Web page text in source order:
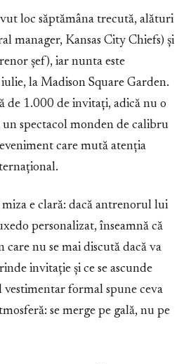
loc săptămâna trecută, alături
manager, Kansas City Chiefs) și
șef), iar nunta este
la Madison Square Garden.
de 1.000 de invitați, adică nu o
spectacol monden de calibru
care mută atenția
e clară: dacă antrenorul lui
personalizat, înseamnă că
nu se mai discută dacă va
invitație și ce se ascunde
formal spune ceva
se merge pe gală, nu pe